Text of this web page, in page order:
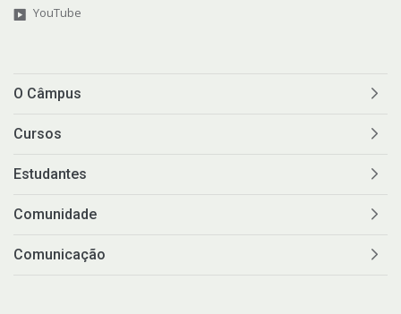
YouTube
O Câmpus
Cursos
Estudantes
Comunidade
Comunicação